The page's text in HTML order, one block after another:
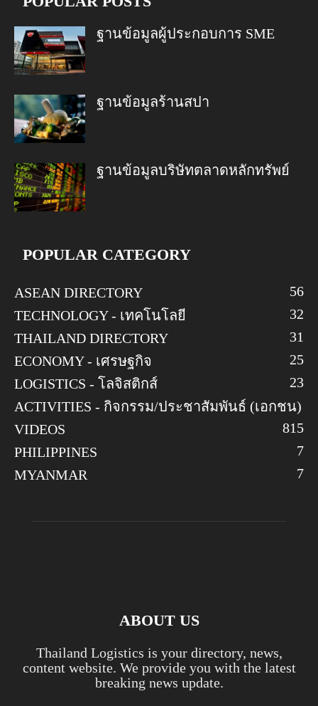
ฐานข้อมูลผู้ประกอบการ SME
ฐานข้อมูลร้านสปา
ฐานข้อมูลบริษัทตลาดหลักทรัพย์
POPULAR CATEGORY
ASEAN DIRECTORY
56
TECHNOLOGY - เทคโนโลยี
32
THAILAND DIRECTORY
31
ECONOMY - เศรษฐกิจ
25
LOGISTICS - โลจิสติกส์
23
ACTIVITIES - กิจกรรม/ประชาสัมพันธ์ (เอกชน)
15
VIDEOS
8
PHILIPPINES
7
MYANMAR
7
ABOUT US
Thailand Logistics is your directory, news,
content website. We provide you with the latest
breaking news update.